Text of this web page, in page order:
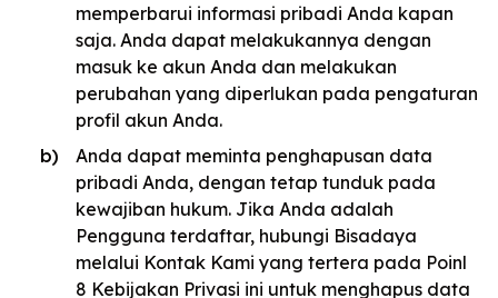
memperbarui informasi pribadi Anda kapan
saja. Anda dapat melakukannya dengan
masuk ke akun Anda dan melakukan
perubahan yang diperlukan pada pengaturan
profil akun Anda.
Anda dapat meminta penghapusan data
pribadi Anda, dengan tetap tunduk pada
kewajiban hukum. Jika Anda adalah
Pengguna terdaftar, hubungi Bisadaya
melalui Kontak Kami yang tertera pada Poinl
8 Kebijakan Privasi ini untuk menghapus data